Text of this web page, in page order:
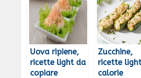
Uova ripiene,
ricette light da
copiare
Zucchine,
ricette
calorie